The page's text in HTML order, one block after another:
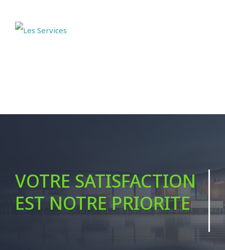
VOTRE SATISFACTION
EST NOTRE PRIORITE